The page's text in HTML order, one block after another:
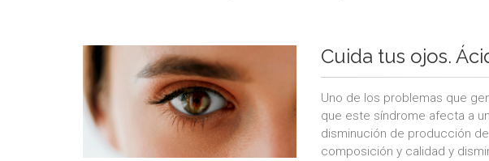
Cuida tus ojos.
Uno de los problemas que
que este síndrome afecta a
disminución de producción
composición y calidad y